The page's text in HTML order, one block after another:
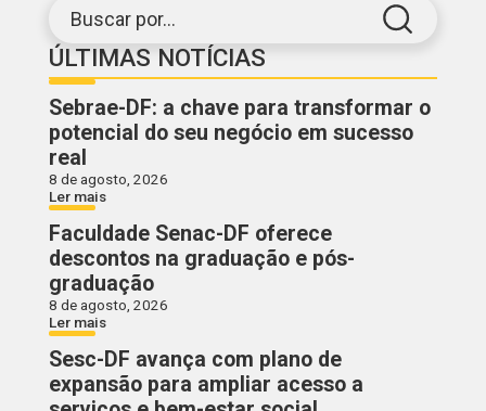
Buscar por...
ÚLTIMAS NOTÍCIAS
Sebrae-DF: a chave para transformar o
potencial do seu negócio em sucesso
real
8 de agosto, 2026
Ler mais
Faculdade Senac-DF oferece
descontos na graduação e pós-
graduação
8 de agosto, 2026
Ler mais
Sesc-DF avança com plano de
expansão para ampliar acesso a